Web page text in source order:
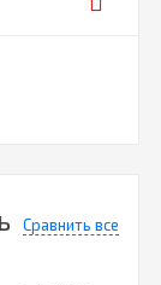
Сравнить все